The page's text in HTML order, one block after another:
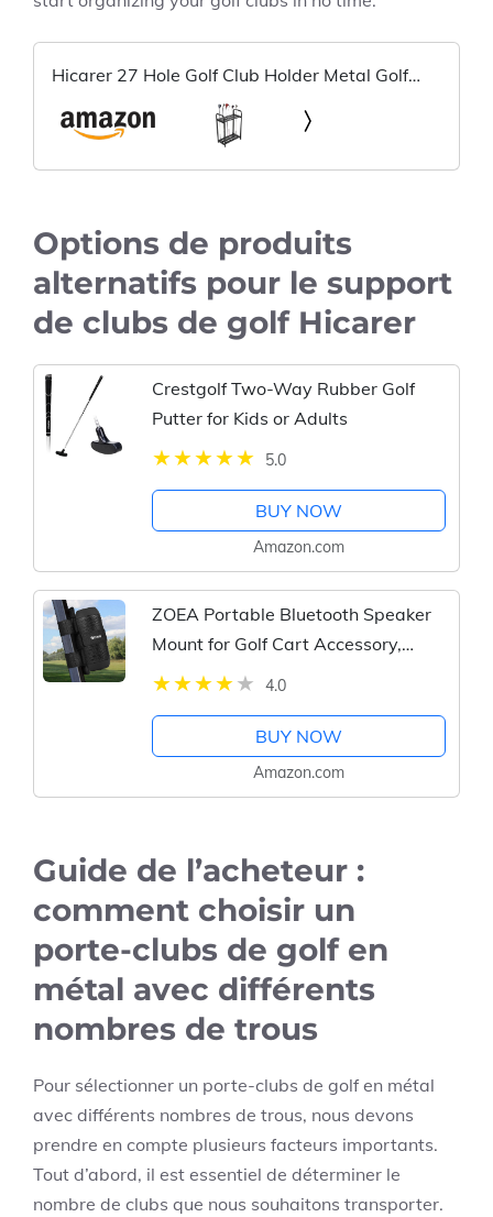
Hicarer 27 Hole Golf Club Holder Metal Golf
Club Organizer Golf Club Stand Golf Rack
Putter Stand Golf Club Display for Golf Club
Indoor Outdoor， Black
Options de produits
alternatifs pour le support
de clubs de golf Hicarer
Crestgolf Two-Way Rubber Golf
Putter for Kids or Adults
5.0
BUY NOW
Amazon.com
ZOEA Portable Bluetooth Speaker
Mount for Golf Cart Accessory,
Adjustable Strap Fits Most Wireless
Holder Bar Rail, Gift for...
4.0
BUY NOW
Amazon.com
Guide de l’acheteur :
comment choisir un
porte-clubs de golf en
métal avec différents
nombres de trous
Pour sélectionner un porte-clubs de golf en métal
avec différents nombres de trous, nous devons
prendre en compte plusieurs facteurs importants.
Tout d’abord, il est essentiel de déterminer le
nombre de clubs que nous souhaitons transporter.